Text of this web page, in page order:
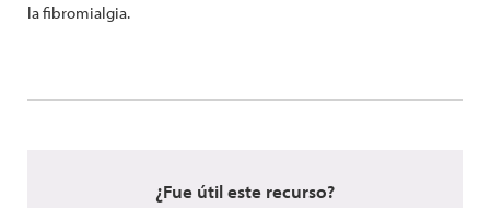
la fibromialgia.
¿Fue útil este recurso?